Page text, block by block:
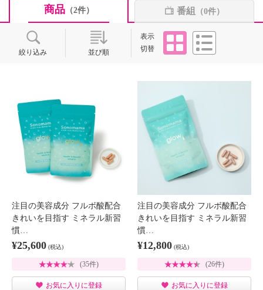
商品（2件） 番組 （0件）
絞り込み 並び順
表示
切替
タイル
注目の美容成分 フルボ酸配合
きれいを目指す ミネラル新習
慣…
¥25,600 (税込)
(35件)
お気に入りに登録
注目の美容成分 フルボ酸配合
きれいを目指す ミネラル新習
慣…
¥12,800 (税込)
(26件)
お気に入りに登録